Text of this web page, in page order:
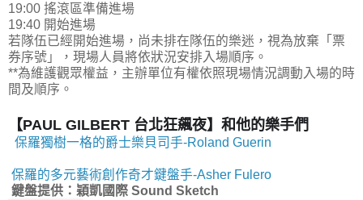
19:00 搖滾區準備進場
19:40 開始進場
若隊伍已經開始進場 ，尚未排在隊伍的樂迷，視為放棄「 票
券序號 」，現場人員將依狀況安排入場順序。
**為維護觀眾權益，主辦單位有權依照現場情況調動入場的時
間及順序。
【PAUL GILBERT 台北狂飆夜】和他的樂手們
保羅獨樹一格的爵士樂貝司手-Roland Guerin
保羅的多元藝術創作奇才鍵盤手-Asher Fulero
鍵盤提供 ：穎凱國際 Sound Sketch